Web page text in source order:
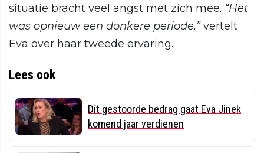
situatie bracht veel angst met zich mee. “Het
was opnieuw een donkere periode,”vertelt
Eva over haar tweede ervaring.
Lees ook
Dít gestoorde bedrag gaat Eva Jinek
komend jaar verdienen